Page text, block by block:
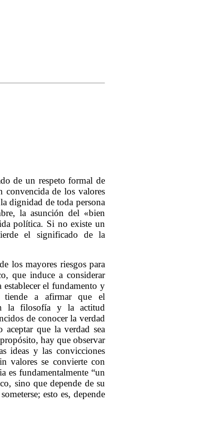
de un respeto formal de
convencida de los valores
dignidad de toda persona
la asunción del «bien
política. Si no existe un
el significado de la
los mayores riesgos para
que induce a considerar
el fundamento y
tiende a afirmar que el
la filosofía y la actitud
de conocer la verdad
que la verdad sea
hay que observar
ideas y las convicciones
valores se convierte con
es fundamentalmente “un
sino que depende de su
esto es, depende